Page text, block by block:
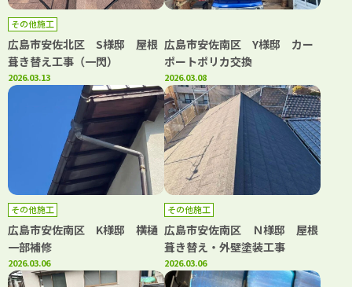
その他施工
広島市安佐北区 S様邸 屋根
葺き替え工事（一閃）
2026.03.13
広島市安佐南区 Y様邸 カー
ポートポリカ交換
2026.03.08
その他施工
広島市安佐南区 K様邸 横樋
一部補修
2026.03.06
その他施工
広島市安佐南区 Ｎ様邸 屋根
葺き替え・外壁塗装工事
2026.03.06